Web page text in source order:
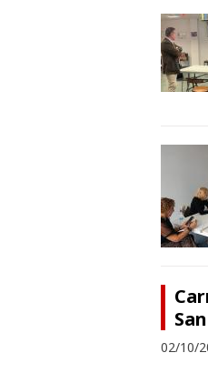
02/10/